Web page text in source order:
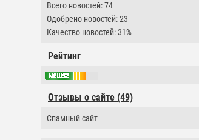
Всего новостей: 74
Одобрено новостей: 23
Качество новостей: 31%
Рейтинг
Отзывы о сайте (49)
Спамный сайт